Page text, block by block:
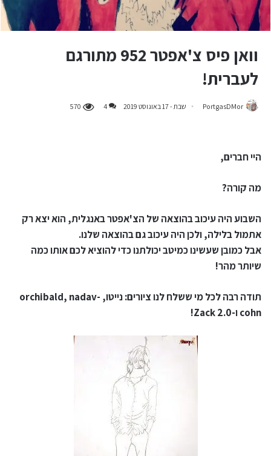
וואן פיס צ'אפטר 952 מתורגם
לעברית!
PortgasDMor שבת - 17 באוגוסט 2019 4
570
היי חברים,
מה קורה?
השבוע היה עיכוב בהוצאה של הצ'אפטר באנגלית, הוא יצא רק
אתמול בלילה, ולכן היה עיכוב גם בהוצאה שלנו.
אבל כמובן שעשינו כמיטב יכולתנו כדי להוציא לכם אותו כמה
שיותר מהר!
תודה רבה לכל מי ששלח לנו ציורים: נייטו, orchibald, nadav-
cohn ו-Zack 2.0!